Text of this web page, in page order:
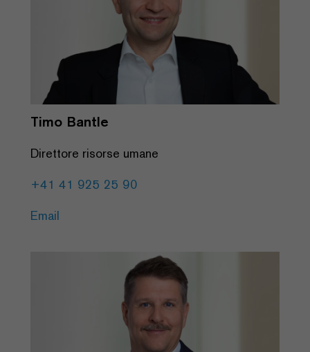
Timo Bantle
Direttore risorse umane
+41 41 925 25 90
Email